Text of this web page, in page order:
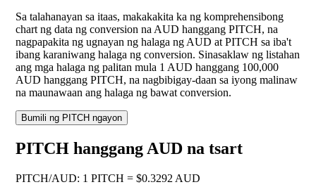
Sa talahanayan sa itaas, makakakita ka ng komprehensibong
chart ng data ng conversion na AUD hanggang PITCH, na
nagpapakita ng ugnayan ng halaga ng AUD at PITCH sa iba't
ibang karaniwang halaga ng conversion. Sinasaklaw ng listahan
ang mga halaga ng palitan mula 1 AUD hanggang 100,000
AUD hanggang PITCH, na nagbibigay-daan sa iyong malinaw
na maunawaan ang halaga ng bawat conversion.
Bumili ng PITCH ngayon
PITCH hanggang AUD na tsart
PITCH/AUD: 1 PITCH = $0.3292 AUD